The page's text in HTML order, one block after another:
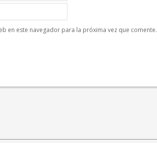
en este navegador para la próxima vez que comente.